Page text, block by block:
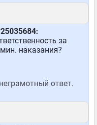
за
наказания?
ответ.